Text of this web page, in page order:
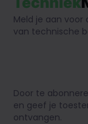
Meld je aan voor
van technische
Door te
en geef je
ontvangen.